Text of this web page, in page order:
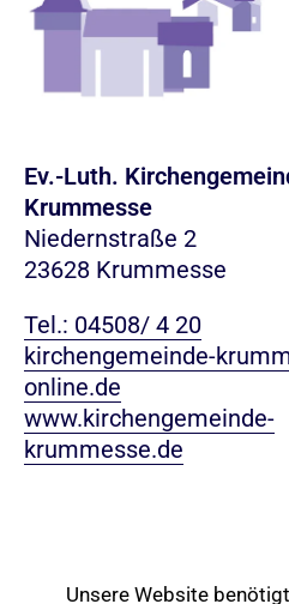
Ev.-Luth.
Krummesse
Niedernstraße 2
23628 Krummesse
Tel.: 04508/ 4 20
kirchengemeinde-
online.de
www.kirchengemeinde-
krummesse.de
Unsere Website